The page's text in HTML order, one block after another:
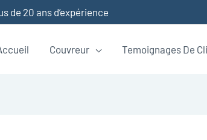
de 20 ans d’expérience
Couvreur Temoignages De